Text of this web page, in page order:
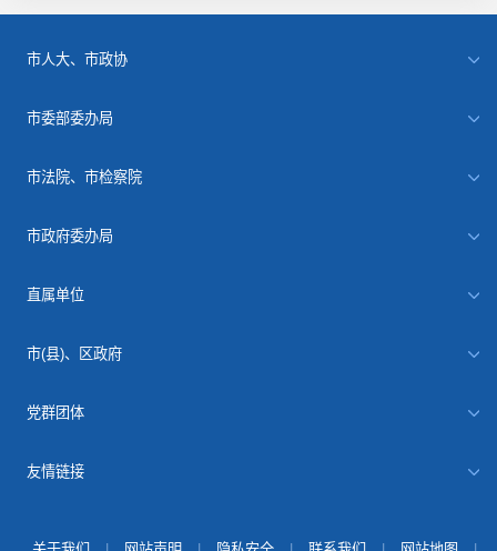
市人大、市政协
市委部委办局
市法院、市检察院
市政府委办局
直属单位
市(县)、区政府
党群团体
友情链接